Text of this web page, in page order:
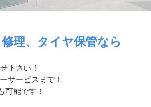
理、タイヤ保管なら
下さい！
サービスまで！
可能です！